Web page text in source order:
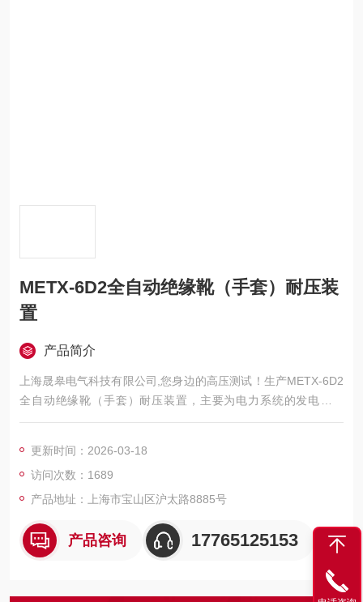
METX-6D2全自动绝缘靴（手套）耐压装
置
产品简介
上海晟皋电气科技有限公司,您身边的高压测试！生产METX-6D2
全自动绝缘靴（手套）耐压装置，主要为电力系统的发电、供
电、用电部门，科研机构与电力设备相关的生产企业，提供的高
更新时间：2026-03-18
访问次数：1689
产品地址：上海市宝山区沪太路8885号
产品咨询 17765125153